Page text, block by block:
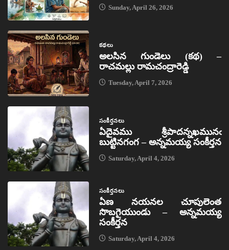
Sunday, April 26, 2026
కథలు
అలసిన గుండెలు (కథ) –
రాచమల్లు రామచంద్రారెడ్డి
Tuesday, April 7, 2026
సంకీర్తనలు
ఏదైవము శ్రీపాదన్నఖమునఁ
బుట్టినగంగ – అన్నమయ్య సంకీర్తన
Saturday, April 4, 2026
సంకీర్తనలు
ఏణ నయనల చూపులెంత
సొబగైయుండు – అన్నమయ్య
సంకీర్తన
Saturday, April 4, 2026